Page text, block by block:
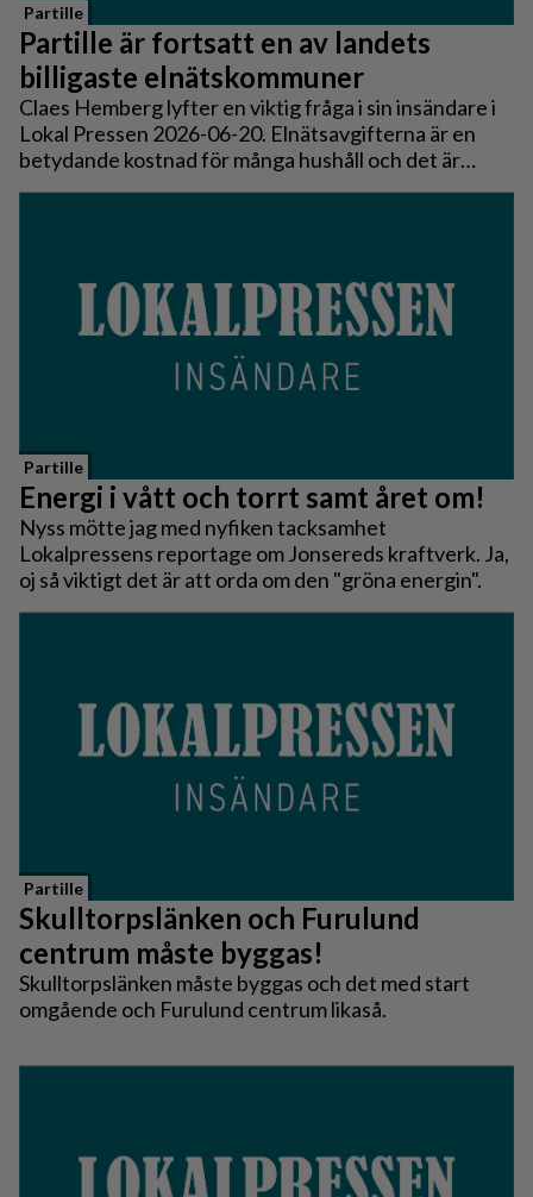
Partille
Partille är fortsatt en av landets
billigaste elnätskommuner
Claes Hemberg lyfter en viktig fråga i sin insändare i
Lokal Pressen 2026-06-20. Elnätsavgifterna är en
betydande kostnad för många hushåll och det är
rimligt att både kunder och politiker följer
Partille
Energi i vått och torrt samt året om!
Nyss mötte jag med nyfiken tacksamhet
Lokalpressens reportage om Jonsereds kraftverk. Ja,
oj så viktigt det är att orda om den "gröna energin".
Partille
Skulltorpslänken och Furulund
centrum måste byggas!
Skulltorpslänken måste byggas och det med start
omgående och Furulund centrum likaså.